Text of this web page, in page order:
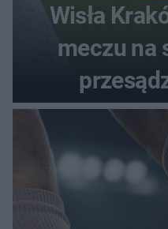
Wisła
meczu na